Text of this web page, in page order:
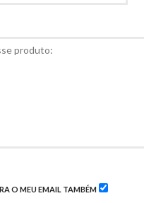
O MEU EMAIL TAMBÉM